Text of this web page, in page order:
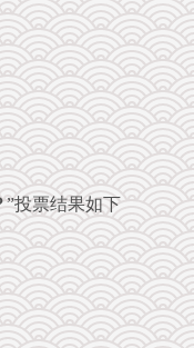
”投票结果如下